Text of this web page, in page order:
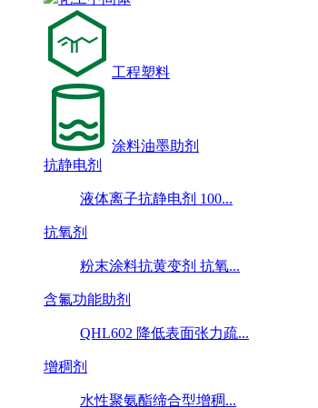
工程塑料
涂料油墨助剂
抗静电剂
液体离子抗静电剂 100...
抗氧剂
粉末涂料抗黄变剂 抗氧...
含氟功能助剂
QHL602 降低表面张力疏...
增稠剂
水性聚氨酯缔合型增稠...